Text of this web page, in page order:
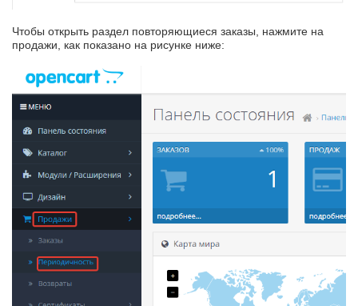
Чтобы открыть раздел повторяющиеся заказы, нажмите на
продажи, как показано на рисунке ниже: